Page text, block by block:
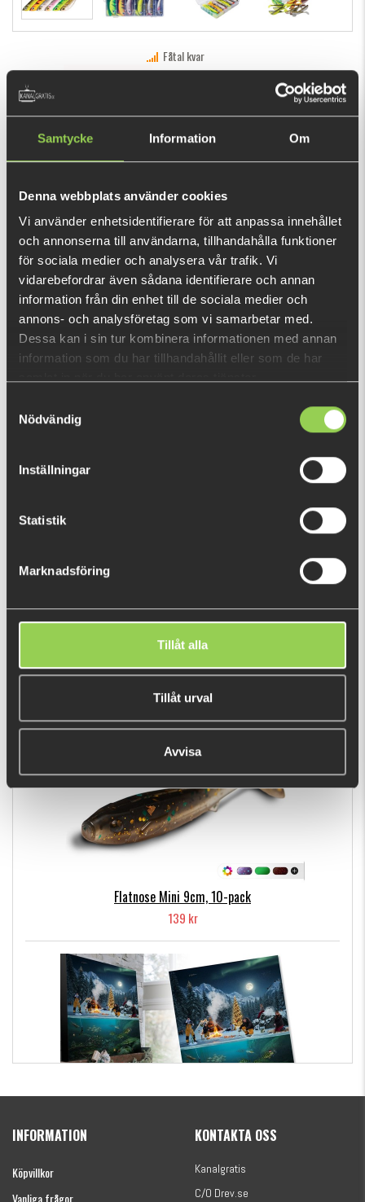
Samtycke Information Om
Denna webbplats använder cookies
Vi använder enhetsidentifierare för att anpassa innehållet
och annonserna till användarna, tillhandahålla funktioner
för sociala medier och analysera vår trafik. Vi
vidarebefordrar även sådana identifierare och annan
information från din enhet till de sociala medier och
annons- och analysföretag som vi samarbetar med.
Dessa kan i sin tur kombinera informationen med annan
information som du har tillhandahållit eller som de har
Nödvändig
Inställningar
Statistik
Marknadsföring
Tillåt alla
Tillåt urval
Avvisa
Fåtal kvar
(769 kr)
Den här produkten ger dig 1 178 fishcoins
Vad är detta?
INFORMATION
Alla färger tillgängliga av den populära Pulse Shad,
kombinerade i en högkvalitativ tacklebox! Välj din
favoritstorlek. De mindre storlekarna fungerar utmärkt för
abborre och öring, de större storlekarna är perfekta för gös
och gädda.
• PowerBait-doftande
• Form av betesfisk
Berkley Pulse Shad MixBox 14cm 24pcs
589 kr (769 kr)
Fåtal kvar
Flatnose Mini 9cm, 10-pack
139 kr
(julkalender)
INFORMATION
Köpvillkor
Vanliga frågor
KONTAKTA OSS
Kanalgratis
C/O Drev.se